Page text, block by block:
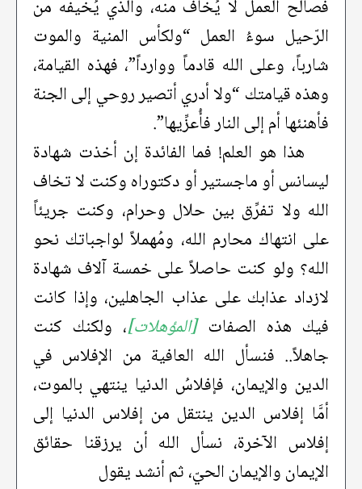
فصالح العمل لا يُخاف منه، والذي يُخيفه من
الرّحيل سوءُ العمل “ولكأس المنية والموت
شارباً، وعلى الله قادماً ووارداً”، فهذه القيامة،
وهذه قيامتك “ولا أدري أتصير روحي إلى الجنة
فأهنئها أم إلى النار فأُعزِّيها”.
هذا هو العلم! فما الفائدة إن أخذت شهادة
ليسانس أو ماجستير أو دكتوراه وكنت لا تخاف
الله ولا تفرِّق بين حلال وحرام، وكنت جريئاً
على انتهاك محارم الله، ومُهملاً لواجباتك نحو
الله؟ ولو كنت حاصلاً على خمسة آلاف شهادة
لازداد عذابك على عذاب الجاهلين، وإذا كانت
فيك هذه الصفات[المؤهلات]، ولكنك كنت
جاهلاً.. فنسأل الله العافية من الإفلاس في
الدين والإيمان، فإفلاسُ الدنيا ينتهي بالموت،
أمَّا إفلاس الدين ينتقل من إفلاس الدنيا إلى
إفلاس الآخرة، نسأل الله أن يرزقنا حقائق
الإيمان والإيمان الحيّ، ثم أنشد يقول